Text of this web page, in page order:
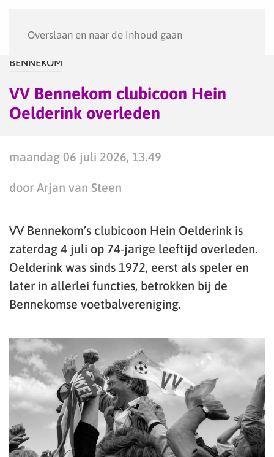
Overslaan en naar de inhoud gaan
BENNEKOM
VV Bennekom clubicoon Hein
Oelderink overleden
maandag 06 juli 2026, 13.49
door Arjan van Steen
VV Bennekom’s clubicoon Hein Oelderink is
zaterdag 4 juli op 74-jarige leeftijd overleden.
Oelderink was sinds 1972, eerst als speler en
later in allerlei functies, betrokken bij de
Bennekomse voetbalvereniging.